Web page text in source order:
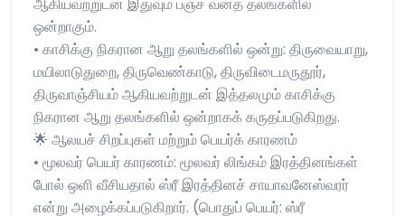
ஒன்றாகும்.
• காசிக்கு நிகரான ஆறு தலங்களில் ஒன்று: திருவையாறு,
மயிலாடுதுறை, திருவெண்காடு, திருவிடைமருதூர்,
திருவாஞ்சியம் ஆகியவற்றுடன் இத்தலமும் காசிக்கு
நிகரான ஆறு தலங்களில் ஒன்றாகக் கருதப்படுகிறது.
🌟 ஆலயச் சிறப்புகள் மற்றும் பெயர்க் காரணம்
• மூலவர் பெயர் காரணம்: மூலவர் லிங்கம் இரத்தினங்கள்
போல் ஒளி வீசியதால் ஸ்ரீ இரத்தினச் சாயாவனேஸ்வரர்
என்று அழைக்கப்படுகிறார். (பொதுப் பெயர்: ஸ்ரீ